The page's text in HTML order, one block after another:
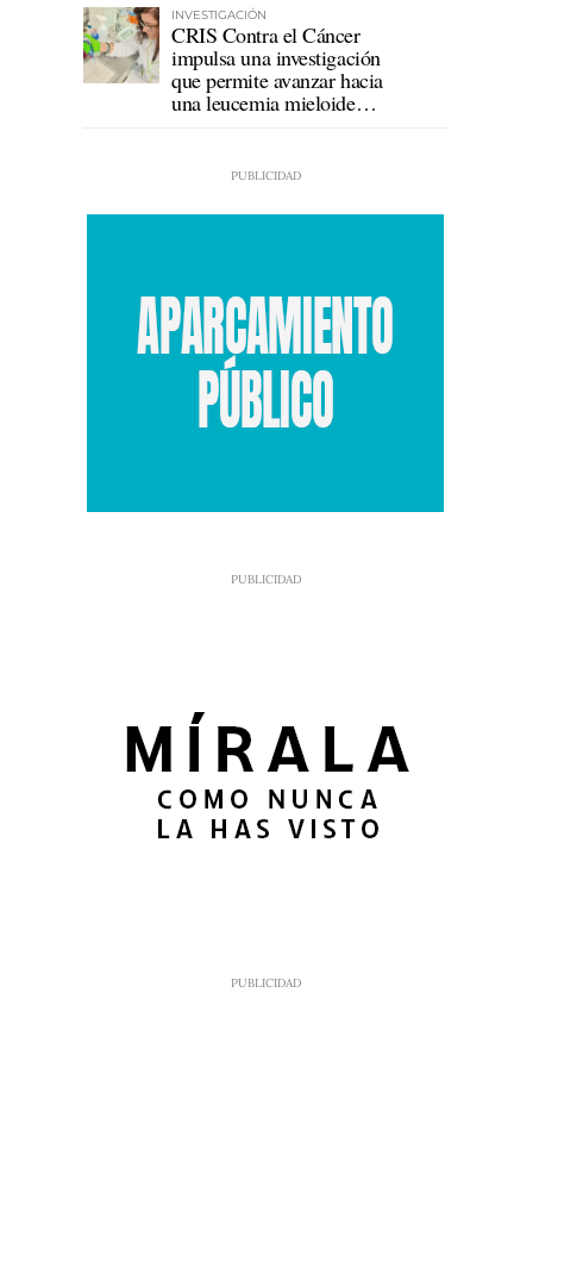
INVESTIGACIÓN
CRIS Contra el Cáncer
impulsa una investigación
que permite avanzar hacia
una leucemia mieloide